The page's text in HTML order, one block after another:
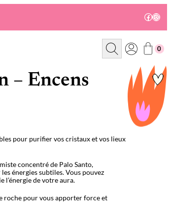
R
c
0
– Encens
pour purifier vos cristaux et vos lieux
concentré de Palo Santo,
énergies subtiles. Vous pouvez
l’énergie de votre aura.
roche pour vous apporter force et